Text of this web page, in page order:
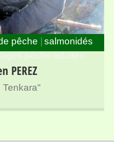
spécialisé en Tenkara sur
de Lozère
pêche
salmonidés
pêche adultes
PEREZ
Tenkara"